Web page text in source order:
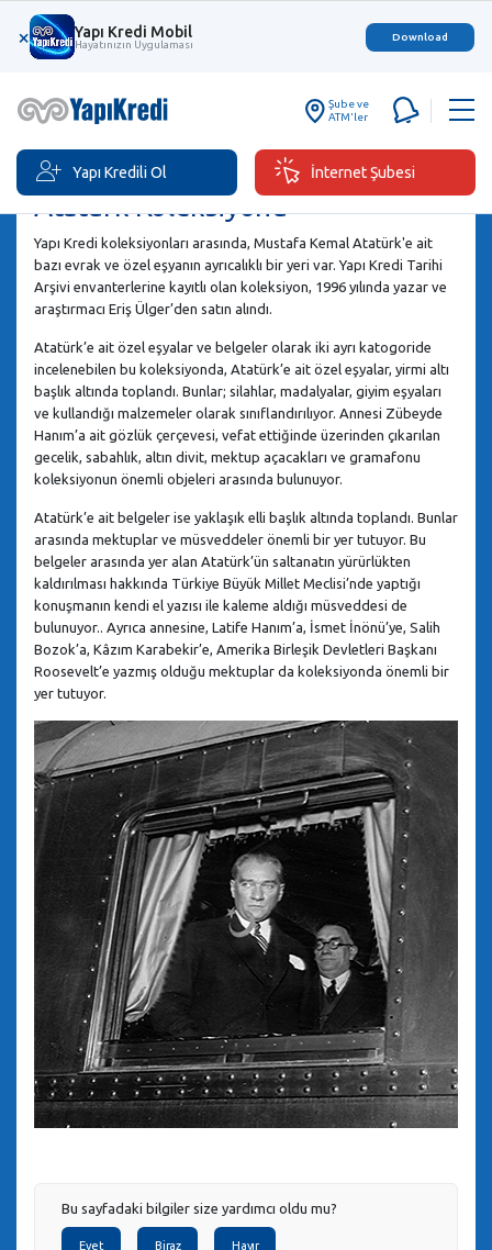
× Yapı Kredi Mobil
Hayatınızın Uygulaması
Download
Şube ve
ATM'ler
Yapı Kredili Ol İnternet Şubesi
Atatürk Koleksiyonu
Yapı Kredi koleksiyonları arasında, Mustafa Kemal Atatürk'e ait
bazı evrak ve özel eşyanın ayrıcalıklı bir yeri var. Yapı Kredi Tarihi
Arşivi envanterlerine kayıtlı olan koleksiyon, 1996 yılında yazar ve
araştırmacı Eriş Ülger’den satın alındı.
Atatürk’e ait özel eşyalar ve belgeler olarak iki ayrı katogoride
incelenebilen bu koleksiyonda, Atatürk’e ait özel eşyalar, yirmi altı
başlık altında toplandı. Bunlar; silahlar, madalyalar, giyim eşyaları
ve kullandığı malzemeler olarak sınıflandırılıyor. Annesi Zübeyde
Hanım’a ait gözlük çerçevesi, vefat ettiğinde üzerinden çıkarılan
gecelik, sabahlık, altın divit, mektup açacakları ve gramafonu
koleksiyonun önemli objeleri arasında bulunuyor.
Atatürk’e ait belgeler ise yaklaşık elli başlık altında toplandı. Bunlar
arasında mektuplar ve müsveddeler önemli bir yer tutuyor. Bu
belgeler arasında yer alan Atatürk’ün saltanatın yürürlükten
kaldırılması hakkında Türkiye Büyük Millet Meclisi’nde yaptığı
konuşmanın kendi el yazısı ile kaleme aldığı müsveddesi de
bulunuyor.. Ayrıca annesine, Latife Hanım’a, İsmet İnönü’ye, Salih
Bozok’a, Kâzım Karabekir’e, Amerika Birleşik Devletleri Başkanı
Roosevelt’e yazmış olduğu mektuplar da koleksiyonda önemli bir
yer tutuyor.
Bu sayfadaki bilgiler size yardımcı oldu mu?
Evet Biraz Hayır